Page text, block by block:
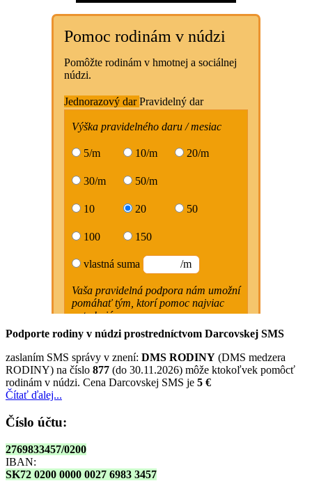
Podporte rodiny v núdzi prostredníctvom Darcovskej SMS
zaslaním SMS správy v znení: DMS RODINY (DMS medzera
RODINY) na číslo 877 (do 30.11.2026) môže ktokoľvek pomôcť
rodinám v núdzi. Cena Darcovskej SMS je 5 €
Čítať ďalej...
Číslo účtu:
2769833457/0200
IBAN:
SK72 0200 0000 0027 6983 3457